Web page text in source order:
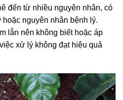
đến từ nhiều nguyên nhân, có
nguyên nhân bệnh lý.
lẫn nên không biết hoặc áp
xử lý không đạt hiệu quả